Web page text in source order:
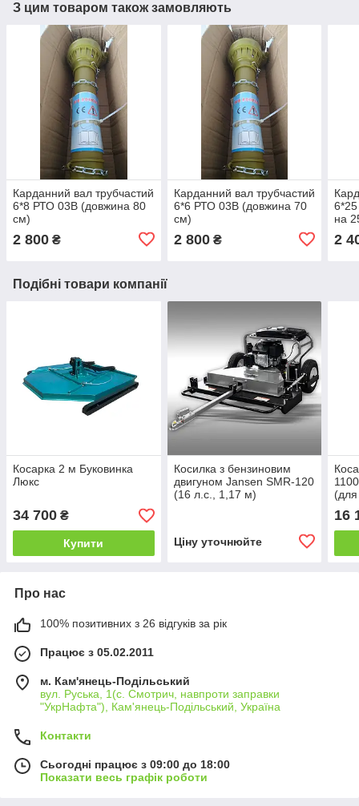
З цим товаром також замовляють
Карданний вал трубчастий
6*8 РТО 03В (довжина 80
см)
2 800 ₴
Карданний вал трубчастий
6*6 РТО 03В (довжина 70
см)
2 800₴
на
2
Подібні товари компанії
Косарка 2 м Буковинка
Люкс
34 700 ₴
Купити
Косилка з бензиновим
двигуном Jansen SMR-120
(16 л.с., 1,17 м)
Ціну уточнюйте
16
Про нас
100% позитивних з 26 відгуків за рік
Працює з 05.02.2011
м. Кам'янець-Подільський
вул. Руська, 1(с. Смотрич, навпроти заправки
"УкрНафта"), Кам'янець-Подільський, Україна
Контакти
Сьогодні працює з 09:00 до 18:00
Показати весь графік роботи